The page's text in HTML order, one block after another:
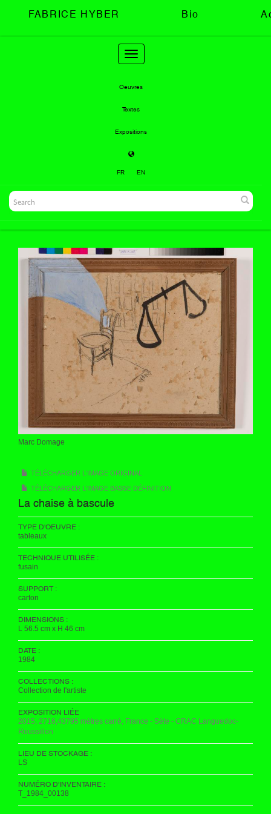
FABRICE HYBER Bio
Toggle
navigation
Oeuvres
Textes
Expositions
FR EN
Marc Domage
TÉLÉCHARGER L'IMAGE ORIGINAL
TÉLÉCHARGER L'IMAGE BASSE DÉFINITION
La chaise à bascule
TYPE D'OEUVRE :
tableaux
TECHNIQUE UTILISÉE :
fusain
SUPPORT :
carton
DIMENSIONS :
L 56.5 cm x H 46 cm
DATE :
1984
COLLECTIONS :
Collection de l'artiste
EXPOSITION LIÉE
2015, 2716,43795 mètres carré, France - Sète - CRAC Languedoc-
Roussillon
LIEU DE STOCKAGE :
LS
NUMÉRO D'INVENTAIRE :
T_1984_00138